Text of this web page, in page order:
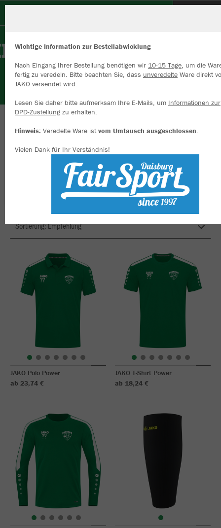
Herzlich willkommen im Vereinsshop des TV
Voerde
Farbe
JAKO Polo Power
ab 23,74 €
JAKO T-Shirt Power
ab 18,24 €
Wichtige Information zur Bestellabwicklung
Nach Eingang Ihrer Bestellung benötigen wir 10-15 Tage, um die
fertig zu veredeln. Bitte beachten Sie, dass unveredelte Ware direkt
JAKO versendet wird.
Lesen Sie daher bitte aufmerksam Ihre E-Mails, um Informationen zur
DPD-Zustellung zu erhalten.
Hinweis: Veredelte Ware istvom Umtausch ausgeschlossen.
Vielen Dank für Ihr Verständnis!
Wir verwenden Cookies
Inhalte anzeigen und unsere Website verbessern. Weitere
zu den Cookies findest Du in den Einstellungen.
Alle akzeptieren
Alle ablehnen
mehr Infos
Datenschutz
Impressum